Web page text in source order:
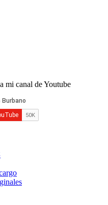
mi canal de Youtube